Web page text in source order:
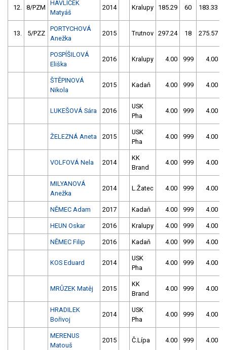
12. 8/PZM
HAVLÍČEK
Matyáš
2014 Kralupy 185.29 60 183.33
13. 5/PZZ
PORTYCHOVÁ
Anežka
2015 Trutnov 297.24 18 275.57
POSPÍŠILOVÁ
Eliška
2016 Kralupy 4.00 999 4.00
ŠTĚPINOVÁ
Nikola
2015 Kadaň 4.00 999 4.00
LUKEŠOVÁ Sára 2016
USK
Pha
4.00 999 4.00
ŽELEZNÁ Aneta 2015
USK
Pha
4.00 999 4.00
VOLFOVÁ Nela 2014
KK
Brand
4.00 999 4.00
MILYANOVÁ
Anežka
2014 L.Žatec 4.00 999 4.00
NĚMEC Adam 2017 Kadaň 4.00 999 4.00
HEUN Oskar 2016 Kralupy 4.00 999 4.00
NĚMEC Filip 2016 Kadaň 4.00 999 4.00
KOS Eduard 2014
USK
Pha
4.00 999 4.00
MRŮZEK Matěj 2015
KK
Brand
4.00 999 4.00
HRADILEK
Bořivoj
2014
USK
Pha
4.00 999 4.00
MERENUS
Matouš
2015 Č.Lípa 4.00 999 4.00